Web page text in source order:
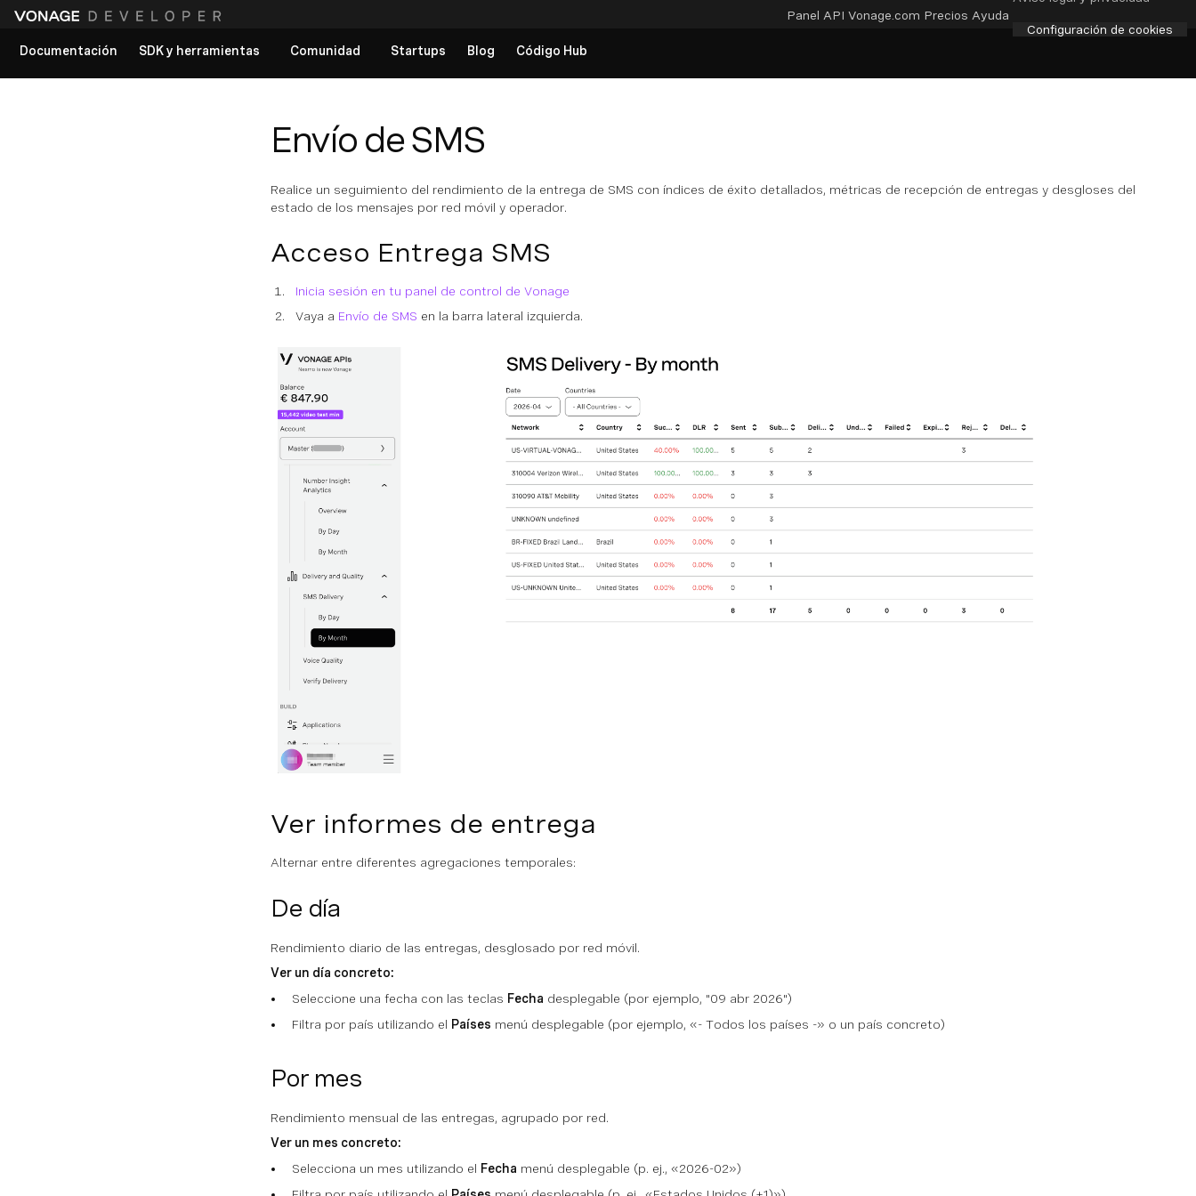
Panel API Vonage.com Precios Ayuda
Configuración de cookies
Documentación
SDK y herramientas Comunidad Startups Blog Código Hub
Envío de SMS
Realice un seguimiento del rendimiento de la entrega de SMS con índices de éxito detallados, métricas de recepción de entregas y desgloses del
estado de los mensajes por red móvil y operador.
Acceso Entrega SMS
Inicia sesión en tu panel de control de Vonage
Vaya a Envío de SMS en la barra lateral izquierda.
Ver informes de entrega
Alternar entre diferentes agregaciones temporales:
De día
Rendimiento diario de las entregas, desglosado por red móvil.
Ver un día concreto:
Seleccione una fecha con las teclas Fecha desplegable (por ejemplo, "09 abr 2026")
Filtra por país utilizando el Países menú desplegable (por ejemplo, «- Todos los países -» o un país concreto)
Por mes
Rendimiento mensual de las entregas, agrupado por red.
Ver un mes concreto:
Selecciona un mes utilizando el Fecha menú desplegable (p. ej., «2026-02»)